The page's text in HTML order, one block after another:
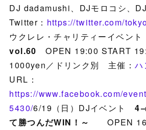
DJ dadamushi、DJモロコシ
Twitter： https://twitter.com/
ウクレレ・チャリティーイベント
vol.60 OPEN 19:00 START
1000yen／ドリンク別 主催：ハ
URL：
https://www.facebook.com/
5430/6/19（日）DJイベント
て勝つんだWIN！～
OPEN